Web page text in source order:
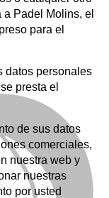
Padel Molins, el
para el
datos personales
presta el
de sus datos
comerciales,
nuestra web y
nuestras
por usted